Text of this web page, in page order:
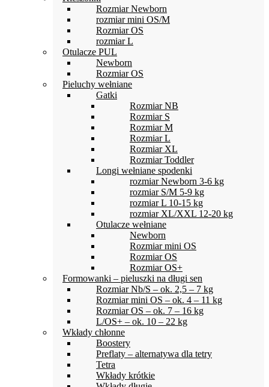
Rozmiar Newborn
rozmiar mini OS/M
Rozmiar OS
rozmiar L
Otulacze PUL
Newborn
Rozmiar OS
Pieluchy wełniane
Gatki
Rozmiar NB
Rozmiar S
Rozmiar M
Rozmiar L
Rozmiar XL
Rozmiar Toddler
Longi wełniane spodenki
rozmiar Newborn 3-6 kg
rozmiar S/M 5-9 kg
rozmiar L 10-15 kg
rozmiar XL/XXL 12-20 kg
Otulacze wełniane
Newborn
Rozmiar mini OS
Rozmiar OS
Rozmiar OS+
Formowanki – pieluszki na długi sen
Rozmiar Nb/S – ok. 2,5 – 7 kg
Rozmiar mini OS – ok. 4 – 11 kg
Rozmiar OS – ok. 7 – 16 kg
L/OS+ – ok. 10 – 22 kg
Wkłady chłonne
Boostery
Preflaty – alternatywa dla tetry
Tetra
Wkłady krótkie